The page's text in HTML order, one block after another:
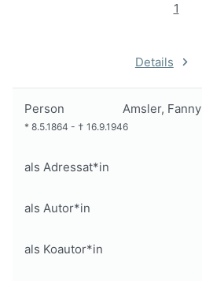
1
Details
Person Amsler, Fanny
* 8.5.1864 - † 16.9.1946
als Adressat*in
als Autor*in
als Koautor*in